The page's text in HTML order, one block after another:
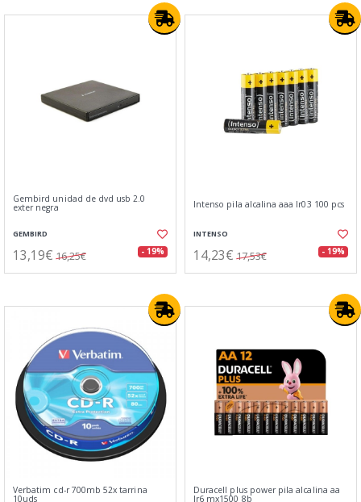
Gembird unidad de dvd usb 2.0
exter negra
GEMBIRD
13,19€ 16,25€ - 19%
Intenso pila alcalina aaa lr03 100 pcs
INTENSO
14,23€ 17,53€ - 19%
Verbatim cd-r 700mb 52x tarrina
10uds
Duracell plus power pila alcalina aa
lr6 mx1500 8b